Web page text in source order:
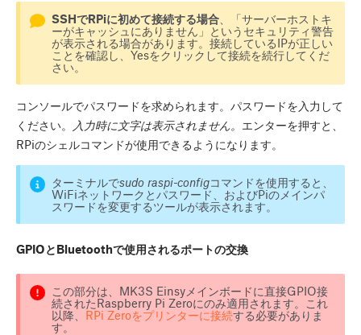
SSHでRPiに初めて接続する場合、「サーバーホストキ
ーがキャッシュにありません」というセキュリティ警告
が表示される場合があります。接続しているIPが正しい
ことを確認し、 Yesをクリックして接続を続行してくだ
さい。
コンソールでパスワードを求められます。パスワードを入力して
ください。
入力時に文字は表示されません。 エンターを押すと、
RPiのシェルコマンドが使用できるようになります。
ターミナルでsudo raspi-configコマンドを使用すると、
WiFiネットワークとパスワード、およびPiのメインパ
スワードを変更するツールが表示されます。
GPIOとBluetoothで使用されるポートの交換
この部分は、MK3S Einsyメインボードに直接GPIO接
続されたRaspberry Pi Zeroにのみ適用されます。これ
以降、 RPi Zeroをプリンターに接続する必要がありま
す。